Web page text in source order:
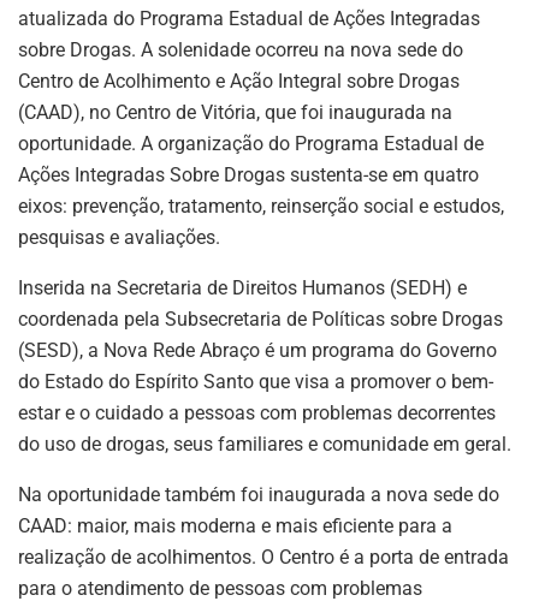
atualizada do Programa Estadual de Ações Integradas
sobre Drogas. A solenidade ocorreu na nova sede do
Centro de Acolhimento e Ação Integral sobre Drogas
(CAAD), no Centro de Vitória, que foi inaugurada na
oportunidade. A organização do Programa Estadual de
Ações Integradas Sobre Drogas sustenta-se em quatro
eixos: prevenção, tratamento, reinserção social e estudos,
pesquisas e avaliações.
Inserida na Secretaria de Direitos Humanos (SEDH) e
coordenada pela Subsecretaria de Políticas sobre Drogas
(SESD), a Nova Rede Abraço é um programa do Governo
do Estado do Espírito Santo que visa a promover o bem-
estar e o cuidado a pessoas com problemas decorrentes
do uso de drogas, seus familiares e comunidade em geral.
Na oportunidade também foi inaugurada a nova sede do
CAAD: maior, mais moderna e mais eficiente para a
realização de acolhimentos. O Centro é a porta de entrada
para o atendimento de pessoas com problemas